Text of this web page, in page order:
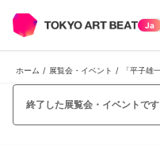
Ja
ホーム / 展覧会・イベント /
終了した展覧会・イベントです